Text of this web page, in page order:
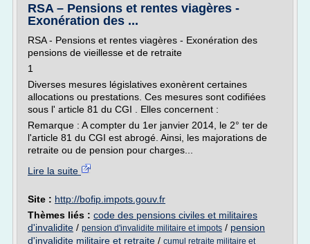
RSA – Pensions et rentes viagères -
Exonération des ...
RSA - Pensions et rentes viagères - Exonération des
pensions de vieillesse et de retraite
1
Diverses mesures législatives exonèrent certaines
allocations ou prestations. Ces mesures sont codifiées
sous l' article 81 du CGI . Elles concernent :
Remarque : A compter du 1er janvier 2014, le 2° ter de
l'article 81 du CGI est abrogé. Ainsi, les majorations de
retraite ou de pension pour charges...
Lire la suite
Site : http://bofip.impots.gouv.fr
Thèmes liés : code des pensions civiles et militaires
d'invalidite / pension d'invalidite militaire et impots / pension
d'invalidite militaire et retraite / cumul retraite militaire et